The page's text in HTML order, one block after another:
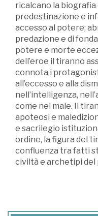
ricalcano la biografia
predestinazione e
accesso al potere;
predazione e di
potere e morte
dell’eroe il tiranno
connota i
all’eccesso e alla
nell’intelligenza,
come nel male. Il
apoteosi e
e sacrilegio
ordine, la figura del
confluenza tra fatti
civiltà e archetipi del